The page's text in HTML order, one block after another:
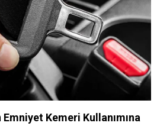
Kemeri Kullanımına